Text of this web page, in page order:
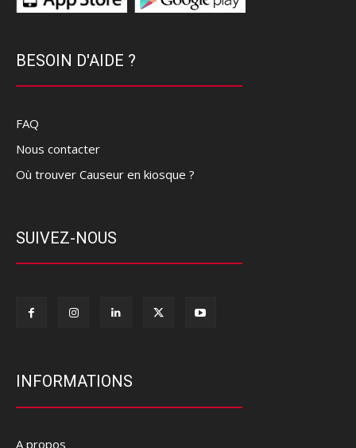
BESOIN D'AIDE ?
FAQ
Nous contacter
Où trouver Causeur en kiosque ?
SUIVEZ-NOUS
INFORMATIONS
A propos